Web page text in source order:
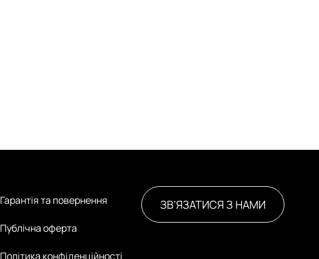
Гарантія та повернення
Публічна оферта
Політика конфіденційності
ЗВ’ЯЗАТИСЯ З НАМИ